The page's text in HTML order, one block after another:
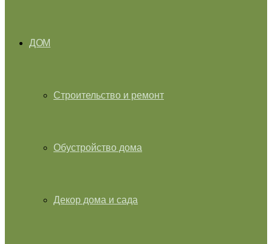
ДОМ
Строительство и ремонт
Обустройство дома
Декор дома и сада